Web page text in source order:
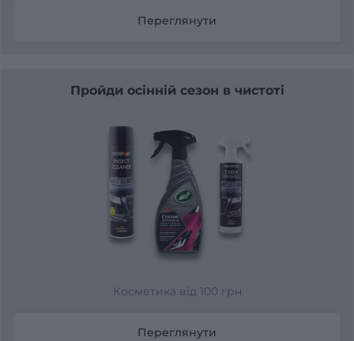
Переглянути
Пройди осінній сезон в чистоті
Косметика від 100 грн
Переглянути